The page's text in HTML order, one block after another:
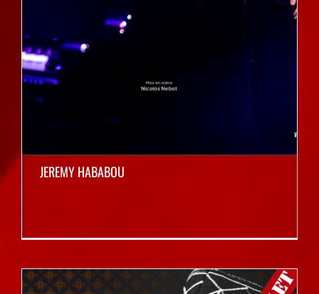
JEREMY HABABOU